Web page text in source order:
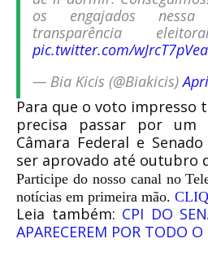
os engajados nessa
transparência
pic.twitter.com/wJrcT7pVea
— Bia Kicis (@Biakicis)
Para que o voto impresso
precisa passar por um
Câmara Federal e
ser aprovado até outubro
Participe do nosso canal no
notícias em primeira mão.
Leia também: CPI DO
APARECEREM POR TODO O